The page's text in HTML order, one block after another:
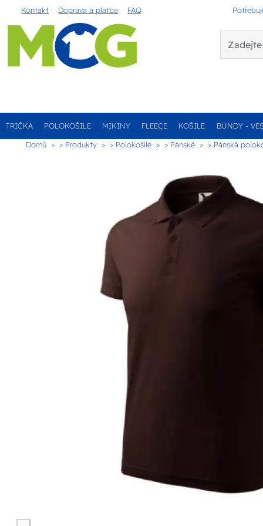
Kontakt Doprava a platba FAQ
TRIČKA POLOKOŠILE MIKINY FLEECE KOŠILE BUNDY -
Domů > Produkty > Polokošile > Pánské > Pánská